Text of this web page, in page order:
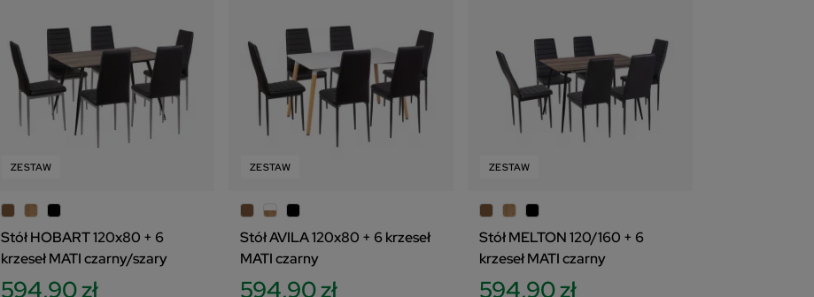
ZESTAW
Stół HOBART 120x80 + 6
krzeseł MATI czarny/szary
594,90 zł
ZESTAW
Stół AVILA 120x80 + 6 krzeseł
MATI czarny
594,90 zł
ZESTAW
Stół MELTON 120/160 + 6
krzeseł MATI czarny
594,90 zł